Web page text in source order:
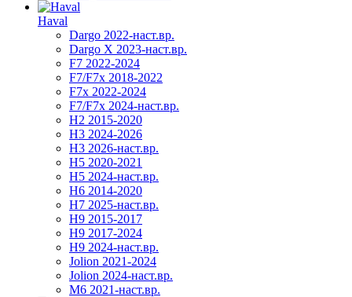
Haval
Dargo 2022-наст.вр.
Dargo X 2023-наст.вр.
F7 2022-2024
F7/F7x 2018-2022
F7x 2022-2024
F7/F7x 2024-наст.вр.
H2 2015-2020
H3 2024-2026
H3 2026-наст.вр.
H5 2020-2021
H5 2024-наст.вр.
H6 2014-2020
H7 2025-наст.вр.
H9 2015-2017
H9 2017-2024
H9 2024-наст.вр.
Jolion 2021-2024
Jolion 2024-наст.вр.
М6 2021-наст.вр.